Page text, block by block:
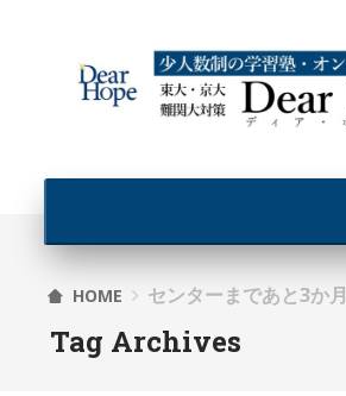
HOME センターまであと3か月
Tag Archives